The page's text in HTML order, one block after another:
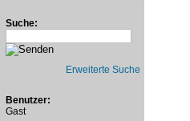
Suche:
Erweiterte Suche
Benutzer:
Gast